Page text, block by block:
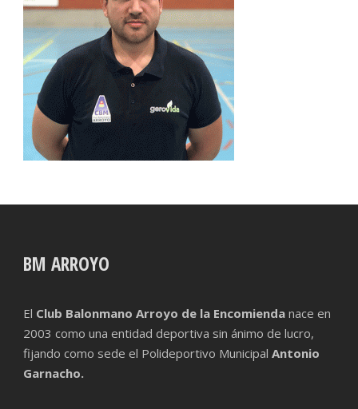
BM ARROYO
El Club Balonmano Arroyo de la Encomienda nace en
2003 como una entidad deportiva sin ánimo de lucro,
fijando como sede el Polideportivo Municipal Antonio
Garnacho.